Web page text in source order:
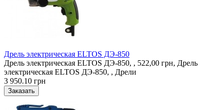
Дрель электрическая ELTOS ДЭ-850
Дрель электрическая ELTOS ДЭ-850, , 522,00 грн, Дрель
электрическая ELTOS ДЭ-850, , Дрели
3 950.10 грн